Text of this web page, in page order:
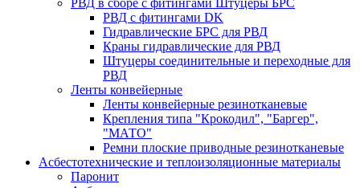
РВД в сборе с фитингами Штуцеры БРС
РВД с фитингами DK
Гидравлические БРС для РВД
Краны гидравлические для РВД
Штуцеры соединительные и переходные для
РВД
Ленты конвейерные
Ленты конвейерные резинотканевые
Крепления типа "Крокодил", "Баргер",
"МАТО"
Ремни плоские приводные резинотканевые
Асбестотехнические и теплоизоляционные материалы
Паронит